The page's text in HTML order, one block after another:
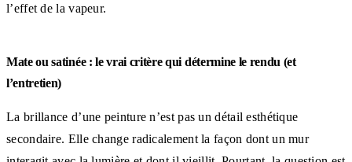
l’effet de la vapeur.
Mate ou satinée : le vrai critère qui détermine le rendu (et
l’entretien)
La brillance d’une peinture n’est pas un détail esthétique
secondaire. Elle change radicalement la façon dont un mur